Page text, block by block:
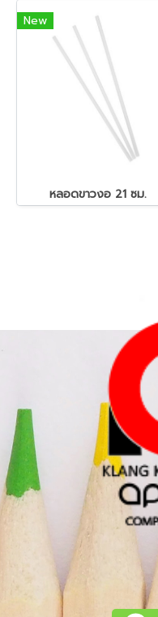
New
หลอดขาวงอ 21 ซม.